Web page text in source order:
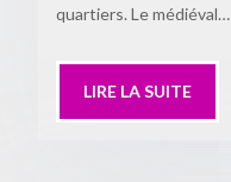
quartiers. Le médiéval…
LIRE LA SUITE